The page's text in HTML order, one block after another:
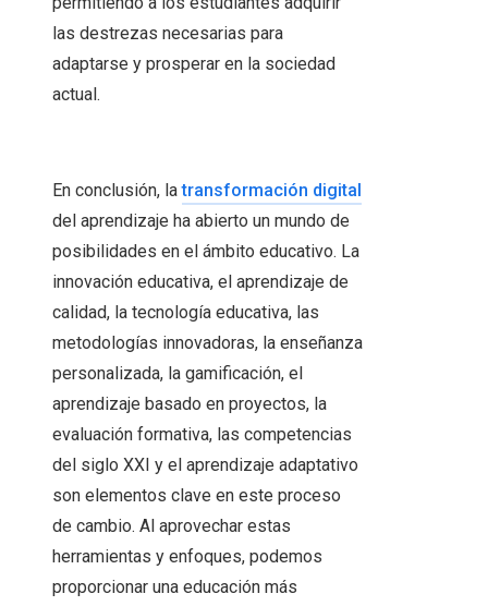
las destrezas necesarias para
adaptarse y prosperar en la sociedad
actual.
En conclusión, latransformación digital
del aprendizaje ha abierto un mundo de
posibilidades en el ámbito educativo. La
innovación educativa, el aprendizaje de
calidad, la tecnología educativa, las
metodologías innovadoras, la enseñanza
personalizada, la gamificación, el
aprendizaje basado en proyectos, la
evaluación formativa, las competencias
del siglo XXI y el aprendizaje adaptativo
son elementos clave en este proceso
de cambio. Al aprovechar estas
herramientas y enfoques, podemos
proporcionar una educación más